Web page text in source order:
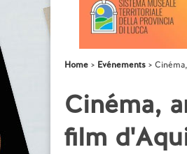
Home Evénements
Cinéma,
film